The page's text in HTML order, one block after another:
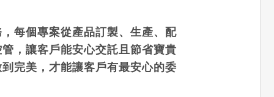
每個專案從產品訂製、生產、配
，讓客戶能安心交託且節省寶貴
完美，才能讓客戶有最安心的委